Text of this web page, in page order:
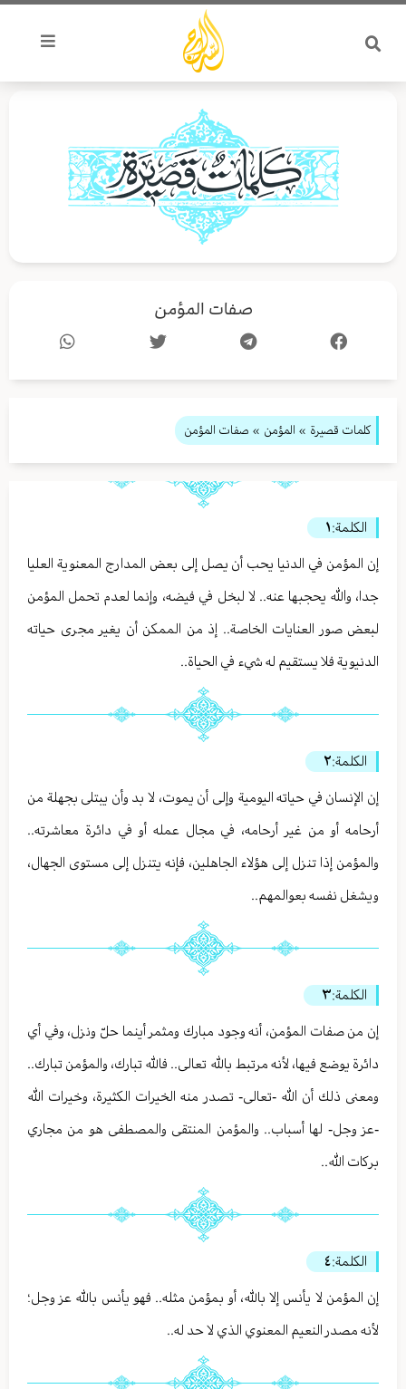
تخطي
المحتوى
صفات المؤمن
كلمات قصيرة » المؤمن » صفات المؤمن
الكلمة:١
إن المؤمن في الدنيا يحب أن يصل إلى بعض المدارج المعنوية العليا
جدا، والله يحجبها عنه.. لا لبخل في فيضه، وإنما لعدم تحمل المؤمن
لبعض صور العنايات الخاصة.. إذ من الممكن أن يغير مجرى حياته
الدنيوية فلا يستقيم له شيء في الحياة..
الكلمة:٢
إن الإنسان في حياته اليومية وإلى أن يموت، لا بد وأن يبتلى بجهلة من
أرحامه أو من غير أرحامه، في مجال عمله أو في دائرة معاشرته..
والمؤمن إذا تنزل إلى هؤلاء الجاهلين، فإنه يتنزل إلى مستوى الجهال،
ويشغل نفسه بعوالمهم..
الكلمة:٣
إن من صفات المؤمن، أنه وجود مبارك ومثمر أينما حلّ ونزل، وفي أي
دائرة يوضع فيها، لأنه مرتبط بالله تعالى.. فالله تبارك، والمؤمن تبارك..
ومعنى ذلك أن الله -تعالى- تصدر منه الخيرات الكثيرة، وخيرات الله
-عز وجل- لها أسباب.. والمؤمن المنتقى والمصطفى هو من مجاري
بركات الله..
الكلمة:٤
إن المؤمن لا يأنس إلا بالله، أو بمؤمن مثله.. فهو يأنس بالله عز وجل؛
لأنه مصدر النعيم المعنوي الذي لا حد له..